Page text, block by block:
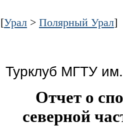
[Урал > Полярный Урал]
Турклуб МГТУ
Отчет о
северной